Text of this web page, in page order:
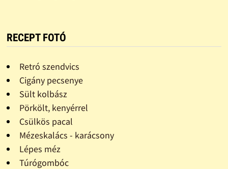
RECEPT FOTÓ
Retró szendvics
Cigány pecsenye
Sült kolbász
Pörkölt, kenyérrel
Csülkös pacal
Mézeskalács - karácsony
Lépes méz
Túrógombóc